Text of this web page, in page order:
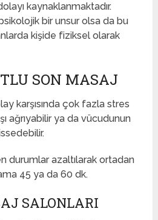
kaynaklanmaktadır.
bir unsur olsa da bu
kişide fiziksel olarak
SON MASAJ
karşısında çok fazla stres
ağrıyabilir ya da vücudunun
durumlar azaltılarak ortadan
45 ya da 60 dk.
SALONLARI